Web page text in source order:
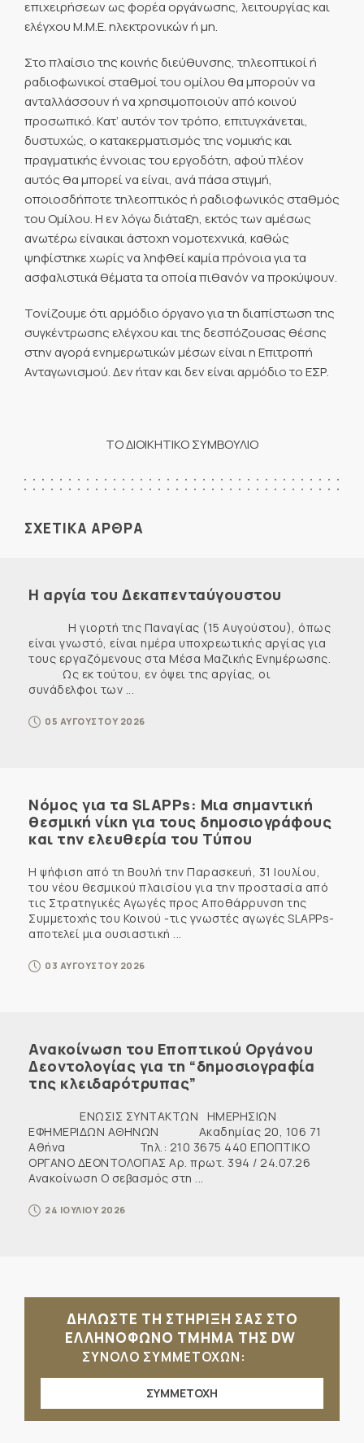
επιχειρήσεων ως φορέα οργάνωσης, λειτουργίας και
ελέγχου Μ.Μ.Ε. ηλεκτρονικών ή μη.
Στο πλαίσιο της κοινής διεύθυνσης, τηλεοπτικοί ή
ραδιοφωνικοί σταθμοί του ομίλου θα μπορούν να
ανταλλάσσουν ή να χρησιμοποιούν από κοινού
προσωπικό. Κατ’ αυτόν τον τρόπο, επιτυγχάνεται,
δυστυχώς, ο κατακερματισμός της νομικής και
πραγματικής έννοιας του εργοδότη, αφού πλέον
αυτός θα μπορεί να είναι, ανά πάσα στιγμή,
οποιοσδήποτε τηλεοπτικός ή ραδιοφωνικός σταθμός
του Ομίλου. Η εν λόγω διάταξη, εκτός των αμέσως
ανωτέρω είναικαι άστοχη νομοτεχνικά, καθώς
ψηφίστηκε χωρίς να ληφθεί καμία πρόνοια για τα
ασφαλιστικά θέματα τα οποία πιθανόν να προκύψουν.
Τονίζουμε ότι αρμόδιο όργανο για τη διαπίστωση της
συγκέντρωσης ελέγχου και της δεσπόζουσας θέσης
στην αγορά ενημερωτικών μέσων είναι η Επιτροπή
Ανταγωνισμού. Δεν ήταν και δεν είναι αρμόδιο το ΕΣΡ.
ΤΟ ΔΙΟΙΚΗΤΙΚΟ ΣΥΜΒΟΥΛΙΟ
ΣΧΕΤΙΚΑ ΑΡΘΡΑ
Η αργία του Δεκαπενταύγουστου
Η γιορτή της Παναγίας (15 Αυγούστου), όπως
είναι γνωστό, είναι ημέρα υποχρεωτικής αργίας για
τους εργαζόμενους στα Μέσα Μαζικής Ενημέρωσης.
Ως εκ τούτου, εν όψει της αργίας, οι
συνάδελφοι των ...
05 ΑΥΓΟΥΣΤΟΥ 2026
Νόμος για τα SLAPPs: Μια σημαντική
θεσμική νίκη για τους δημοσιογράφους
και την ελευθερία του Τύπου
Η ψήφιση από τη Βουλή την Παρασκευή, 31 Ιουλίου,
του νέου θεσμικού πλαισίου για την προστασία από
τις Στρατηγικές Αγωγές προς Αποθάρρυνση της
Συμμετοχής του Κοινού -τις γνωστές αγωγές SLAPPs-
αποτελεί μια ουσιαστική ...
03 ΑΥΓΟΥΣΤΟΥ 2026
Ανακοίνωση του Εποπτικού Οργάνου
Δεοντολογίας για τη “δημοσιογραφία
της κλειδαρότρυπας”
ΕΝΩΣΙΣ ΣΥΝΤΑΚΤΩΝ ΗΜΕΡΗΣΙΩΝ
ΕΦΗΜΕΡΙΔΩΝ ΑΘΗΝΩΝ Ακαδημίας 20, 106 71
Αθήνα Τηλ.: 210 3675 440 ΕΠΟΠΤΙΚΟ
ΟΡΓΑΝΟ ΔΕΟΝΤΟΛΟΓΙΑΣ Αρ. πρωτ. 394 / 24.07.26
Ανακοίνωση Ο σεβασμός στη ...
24 ΙΟΥΛΙΟΥ 2026
ΔΗΛΩΣΤΕ ΤΗ ΣΤΗΡΙΞΗ ΣΑΣ ΣΤΟ
ΕΛΛΗΝΟΦΩΝΟ ΤΜΗΜΑ ΤΗΣ DW
ΣΥΝΟΛΟ ΣΥΜΜΕΤΟΧΩΝ:
ΣΥΜΜΕΤΟΧΗ